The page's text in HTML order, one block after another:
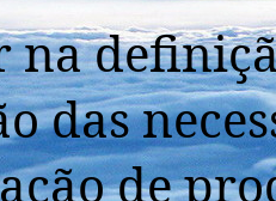
na
das
de